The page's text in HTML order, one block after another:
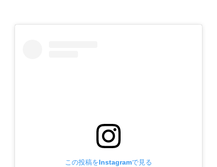
この投稿をInstagramで見る